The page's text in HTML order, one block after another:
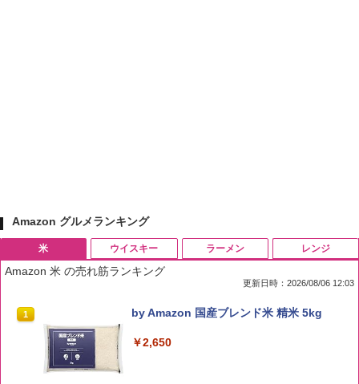
Amazon グルメランキング
米
Amazon 米 の売れ筋ランキング
更新日時：2026/08/06 12:03
1 by Amazon 国産ブレンド米 精米 5kg
￥2,650
ウイスキー ラーメン レンジ